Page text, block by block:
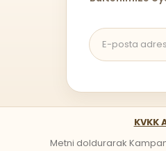
Metni doldurarak